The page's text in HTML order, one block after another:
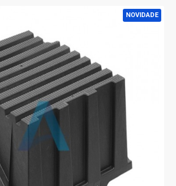
NOVIDADE